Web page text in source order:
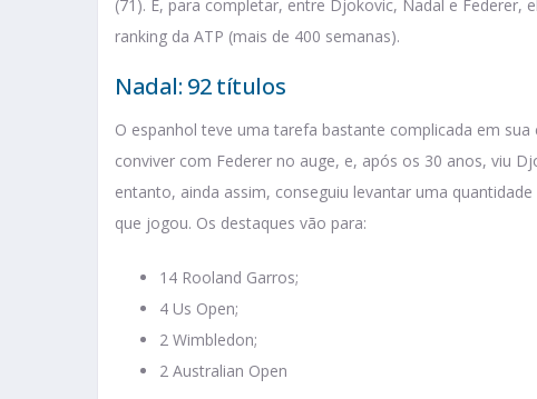
(71). E, para completar, entre Djokovic, Nadal e
ranking da ATP (mais de 400 semanas).
Nadal: 92 títulos
O espanhol teve uma tarefa bastante complicada em
conviver com Federer no auge, e, após os 30 anos, viu
entanto, ainda assim, conseguiu levantar uma
que jogou. Os destaques vão para:
14 Rooland Garros;
4 Us Open;
2 Wimbledon;
2 Australian Open